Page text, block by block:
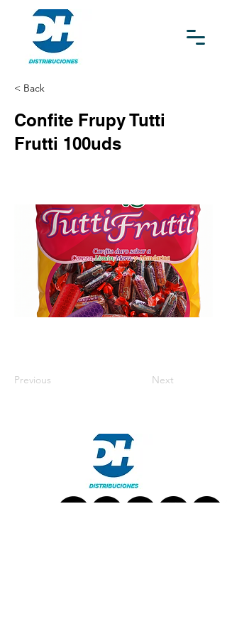
< Back
Confite Frupy Tutti
Frutti 100uds
Previous Next